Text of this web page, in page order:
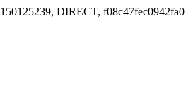
DIRECT, f08c47fec0942fa0